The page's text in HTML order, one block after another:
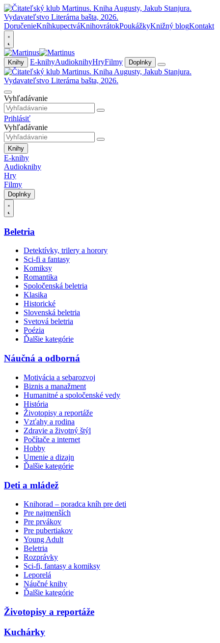
DoručenieKníhkupectváKnihovrátokPoukážkyKnižný blogKontakt
Knihy E-knihyAudioknihyHryFilmy Doplnky
Vyhľadávanie
Prihlásiť
Vyhľadávanie
Knihy
E-knihy
Audioknihy
Hry
Filmy
Doplnky
Beletria
Detektívky, trilery a horory
Sci-fi a fantasy
Komiksy
Romantika
Spoločenská beletria
Klasika
Historické
Slovenská beletria
Svetová beletria
Poézia
Ďalšie kategórie
Náučná a odborná
Motivácia a sebarozvoj
Biznis a manažment
Humanitné a spoločenské vedy
História
Životopisy a reportáže
Vzťahy a rodina
Zdravie a životný štýl
Počítače a internet
Hobby
Umenie a dizajn
Ďalšie kategórie
Deti a mládež
Knihorad – poradca kníh pre deti
Pre najmenších
Pre prvákov
Pre pubertiakov
Young Adult
Beletria
Rozprávky
Sci-fi, fantasy a komiksy
Leporelá
Náučné knihy
Ďalšie kategórie
Životopisy a reportáže
Kuchárky